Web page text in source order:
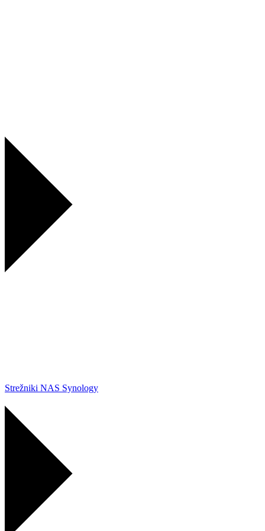
Strežniki NAS Synology